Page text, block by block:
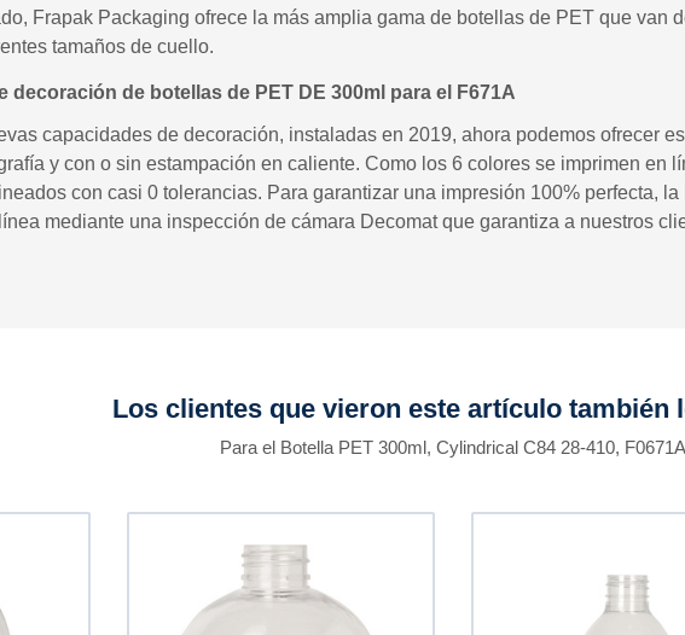
Frapak Packaging ofrece la más amplia gama de botellas de PET que van
tamaños de cuello.
decoración de botellas de PET DE 300ml para el F671A
capacidades de decoración, instaladas en 2019, ahora podemos ofrecer
y con o sin estampación en caliente. Como los 6 colores se imprimen en
con casi 0 tolerancias. Para garantizar una impresión 100% perfecta,
mediante una inspección de cámara Decomat que garantiza a nuestros
Los clientes que vieron este artículo también
Para el Botella PET 300ml, Cylindrical C84 28-410, F0671A